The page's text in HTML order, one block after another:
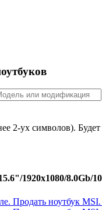
2-ух символов).
1920x1080/